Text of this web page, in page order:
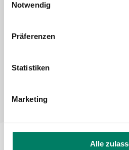
Notwendig
Präferenzen
Statistiken
Marketing
Alle
Declaration on accessibility